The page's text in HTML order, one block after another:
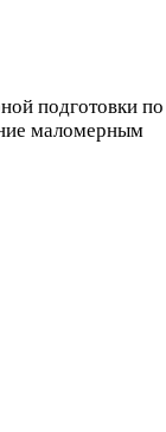
подготовки по
маломерным